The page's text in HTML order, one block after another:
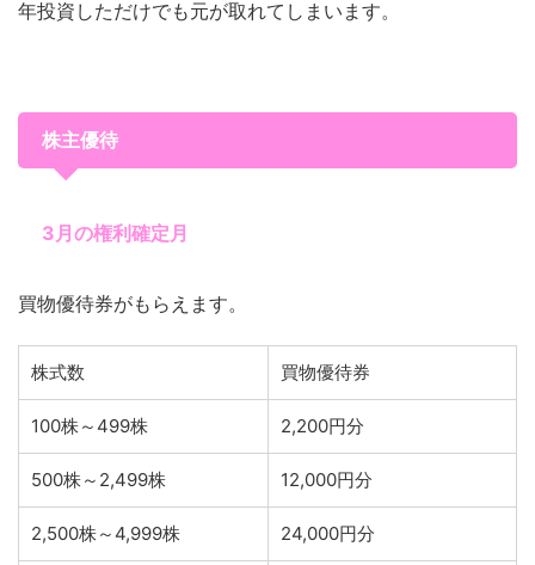
年投資しただけでも元が取れてしまいます。
株主優待
3月の権利確定月
買物優待券がもらえます。
株式数 買物優待券
100株～499株 2,200円分
500株～2,499株 12,000円分
2,500株～4,999株 24,000円分